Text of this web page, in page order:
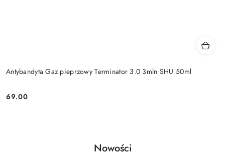
Antybandyta Gaz pieprzowy Terminator 3.0 3mln SHU 50ml
Cena:
69.00
Pomiń karuzelę produktów
Produkty
Nowości